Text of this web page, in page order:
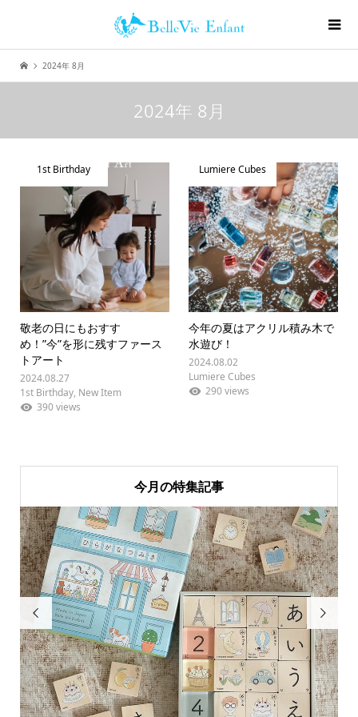
2024年 8月
2024年 8月
1st Birthday
敬老の日にもおすす
め！”今”を形に残すファース
トアート
2024.08.27
1st Birthday, New Item
390 views
Lumiere Cubes
今年の夏はアクリル積み木で
水遊び！
2024.08.02
Lumiere Cubes
290 views
今月の特集記事
 